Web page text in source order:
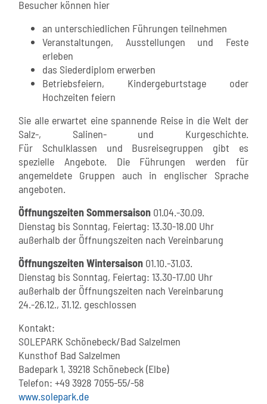
Besucher können hier
an unterschiedlichen Führungen teilnehmen
Veranstaltungen, Ausstellungen und Feste
erleben
das Siederdiplom erwerben
Betriebsfeiern, Kindergeburtstage oder
Hochzeiten feiern
Sie alle erwartet eine spannende Reise in die Welt der
Salz-, Salinen- und Kurgeschichte.
Für Schulklassen und Busreisegruppen gibt es
spezielle Angebote. Die Führungen werden für
angemeldete Gruppen auch in englischer Sprache
angeboten.
Öffnungszeiten Sommersaison 01.04.-30.09.
Dienstag bis Sonntag, Feiertag: 13.30-18.00 Uhr
außerhalb der Öffnungszeiten nach Vereinbarung
Öffnungszeiten Wintersaison 01.10.-31.03.
Dienstag bis Sonntag, Feiertag: 13.30-17.00 Uhr
außerhalb der Öffnungszeiten nach Vereinbarung
24.-26.12., 31.12. geschlossen
Kontakt:
SOLEPARK Schönebeck/Bad Salzelmen
Kunsthof Bad Salzelmen
Badepark 1, 39218 Schönebeck (Elbe)
Telefon: +49 3928 7055-55/-58
www.solepark.de